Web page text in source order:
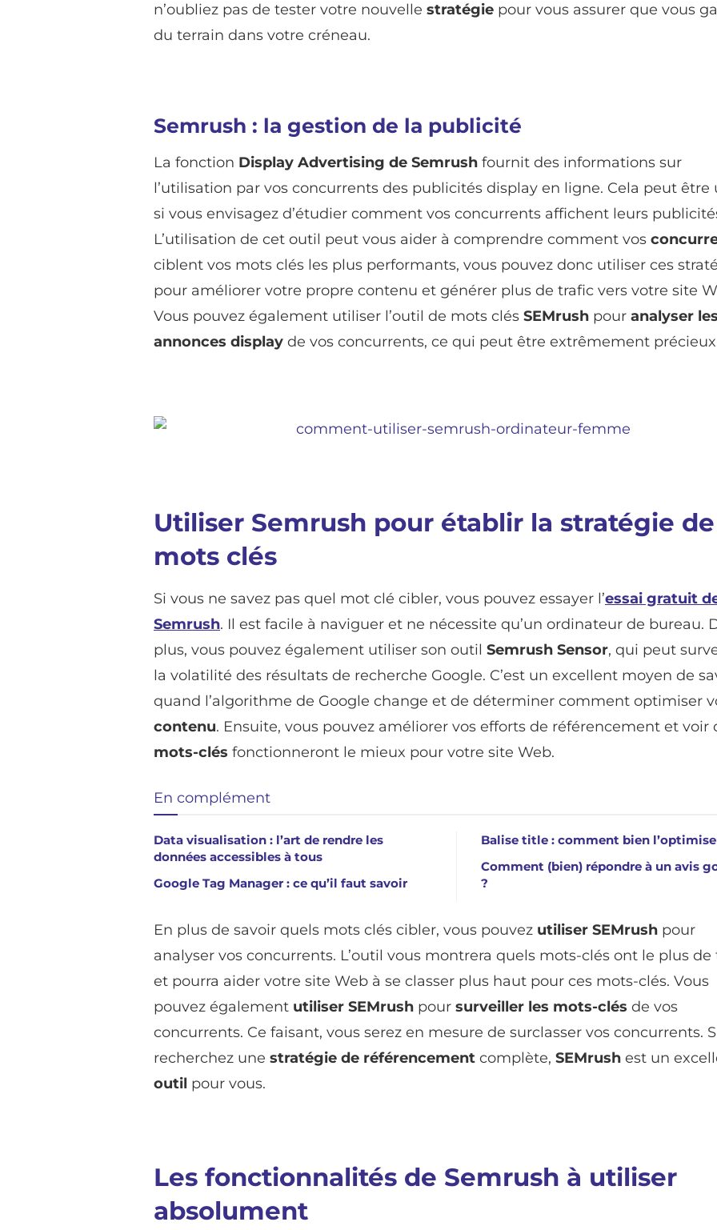
n’oubliez pas de tester votre nouvelle stratégie pour vous assurer que vous
du terrain dans votre créneau.
Semrush : la gestion de la publicité
La fonction Display Advertising de Semrush fournit des informations sur
l’utilisation par vos concurrents des publicités display en ligne. Cela peut être
si vous envisagez d’étudier comment vos concurrents affichent leurs
L’utilisation de cet outil peut vous aider à comprendre comment vos
ciblent vos mots clés les plus performants, vous pouvez donc utiliser ces
pour améliorer votre propre contenu et générer plus de trafic vers votre site
Vous pouvez également utiliser l’outil de mots clés SEMrush pour analyser les
annonces display de vos concurrents, ce qui peut être extrêmement
Utiliser Semrush pour établir la stratégie de
mots clés
Si vous ne savez pas quel mot clé cibler, vous pouvez essayer l’essai gratuit
Semrush. Il est facile à naviguer et ne nécessite qu’un ordinateur de bureau.
plus, vous pouvez également utiliser son outil Semrush Sensor, qui peut
la volatilité des résultats de recherche Google. C’est un excellent moyen de
quand l’algorithme de Google change et de déterminer comment optimiser
contenu. Ensuite, vous pouvez améliorer vos efforts de référencement et voir
mots-clés fonctionneront le mieux pour votre site Web.
En complément
Data visualisation : l’art de rendre les
données accessibles à tous
Google Tag Manager : ce qu’il faut savoir
Balise title : comment bien
Comment (bien) répondre à un avis
?
En plus de savoir quels mots clés cibler, vous pouvez utiliser SEMrush pour
analyser vos concurrents. L’outil vous montrera quels mots-clés ont le plus de
et pourra aider votre site Web à se classer plus haut pour ces mots-clés. Vous
pouvez également utiliser SEMrush pour surveiller les mots-clés de vos
concurrents. Ce faisant, vous serez en mesure de surclasser vos concurrents.
recherchez une stratégie de référencement complète, SEMrush est un
outil pour vous.
Les fonctionnalités de Semrush à utiliser
absolument